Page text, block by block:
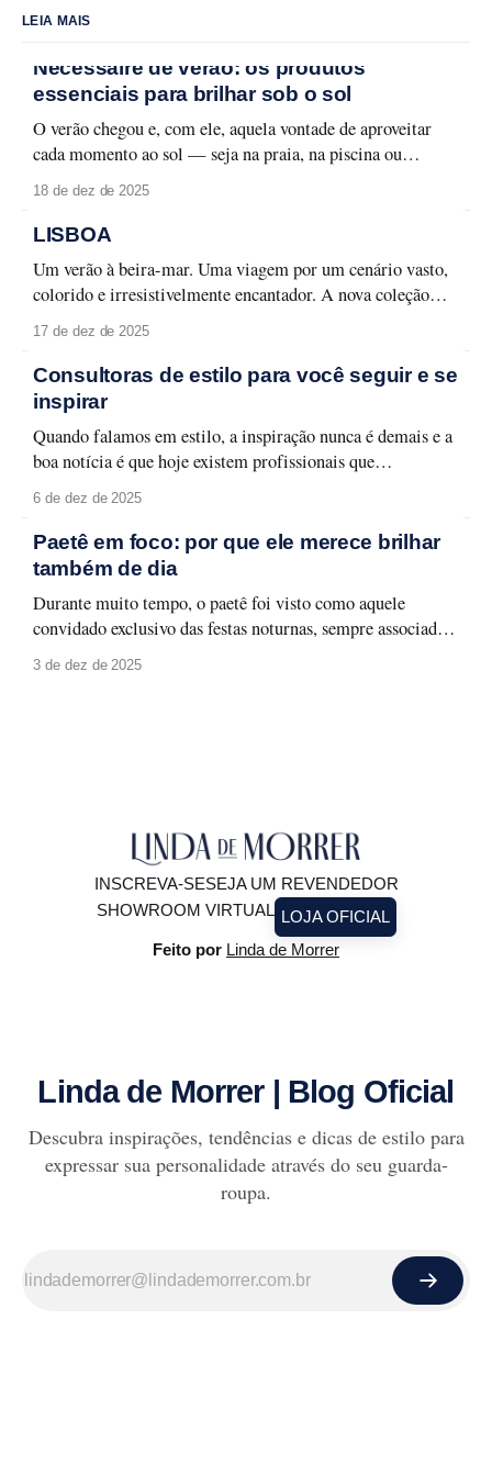
LEIA MAIS
Nécessaire de verão: os produtos
essenciais para brilhar sob o sol
O verão chegou e, com ele, aquela vontade de aproveitar
cada momento ao sol — seja na praia, na piscina ou
naquele passeio ao ar livre. Para curtir a temporada sem
impecável, é fundamental ter um nécessaire preparado.
18 de dez de 2025
LISBOA
Um verão à beira-mar. Uma viagem por um cenário vasto,
colorido e irresistivelmente encantador. A nova coleção
Lisboa celebra a capital lusitana em toda a sua forma leve e
contam histórias memoráveis. Lisboa se revela em detalhes
que traduzem seu espírito urbano
17 de dez de 2025
Consultoras de estilo para você seguir e se
inspirar
Quando falamos em estilo, a inspiração nunca é demais e a
boa notícia é que hoje existem profissionais que
transformam moda em aprendizado, aplicabilidade e
merecem atenção e que podem transformar a forma como
você olha para o seu guarda-roupa, sua rotina
6 de dez de 2025
Paetê em foco: por que ele merece brilhar
também de dia
Durante muito tempo, o paetê foi visto como aquele
convidado exclusivo das festas noturnas, sempre associado a
produções glamourosas, luz baixa e ocasiões especiais. A
3 de dez de 2025
INSCREVA-SESEJA UM REVENDEDOR
SHOWROOM VIRTUAL LOJA OFICIAL
Feito por Linda de Morrer
Linda de Morrer | Blog Oficial
Descubra inspirações, tendências e dicas de estilo para
expressar sua personalidade através do seu guarda-
roupa.